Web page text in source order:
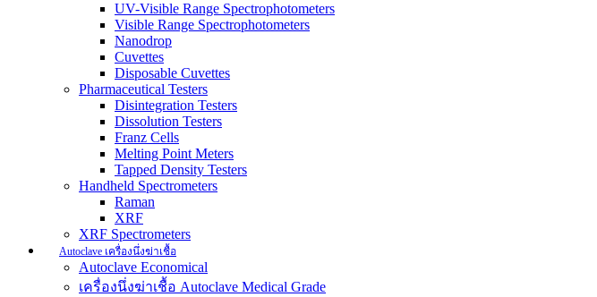
UV-Visible Range Spectrophotometers
Visible Range Spectrophotometers
Nanodrop
Cuvettes
Disposable Cuvettes
Pharmaceutical Testers
Disintegration Testers
Dissolution Testers
Franz Cells
Melting Point Meters
Tapped Density Testers
Handheld Spectrometers
Raman
XRF
XRF Spectrometers
Autoclave เครื่องนึ่งฆ่าเชื้อ
Autoclave Economical
เครื่องนึ่งฆ่าเชื้อ Autoclave Medical Grade